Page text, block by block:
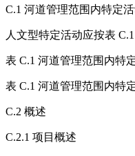
C.1 河道管理范围内特定
人文型特定活动应按表
表 C.1 河道管理范围内特
表 C.1 河道管理范围内特
C.2 概述
C.2.1 项目概述